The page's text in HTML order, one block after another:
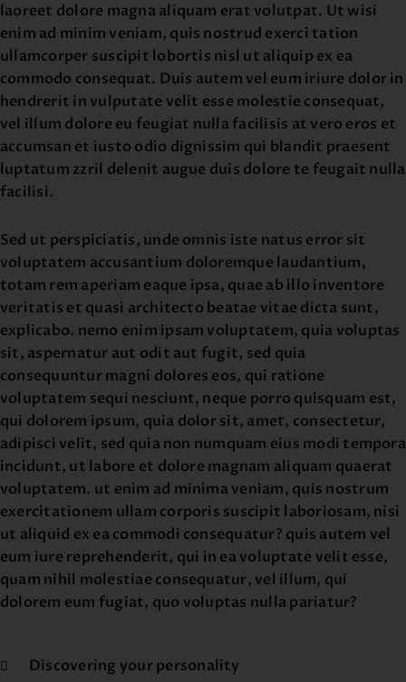
laoreet dolore magna aliquam erat volutpat. Ut wisi
enim ad minim veniam, quis nostrud exerci tation
ullamcorper suscipit lobortis nisl ut aliquip ex ea
commodo consequat. Duis autem vel eum iriure dolor in
hendrerit in vulputate velit esse molestie consequat,
vel illum dolore eu feugiat nulla facilisis at vero eros et
accumsan et iusto odio dignissim qui blandit praesent
luptatum zzril delenit augue duis dolore te feugait nulla
facilisi.
Sed ut perspiciatis, unde omnis iste natus error sit
voluptatem accusantium doloremque laudantium,
totam rem aperiam eaque ipsa, quae ab illo inventore
veritatis et quasi architecto beatae vitae dicta sunt,
explicabo. nemo enim ipsam voluptatem, quia voluptas
sit, aspernatur aut odit aut fugit, sed quia
consequuntur magni dolores eos, qui ratione
voluptatem sequi nesciunt, neque porro quisquam est,
qui dolorem ipsum, quia dolor sit, amet, consectetur,
adipisci velit, sed quia non numquam eius modi tempora
incidunt, ut labore et dolore magnam aliquam quaerat
voluptatem. ut enim ad minima veniam, quis nostrum
exercitationem ullam corporis suscipit laboriosam, nisi
ut aliquid ex ea commodi consequatur? quis autem vel
eum iure reprehenderit, qui in ea voluptate velit esse,
quam nihil molestiae consequatur, vel illum, qui
dolorem eum fugiat, quo voluptas nulla pariatur?
Discovering your personality